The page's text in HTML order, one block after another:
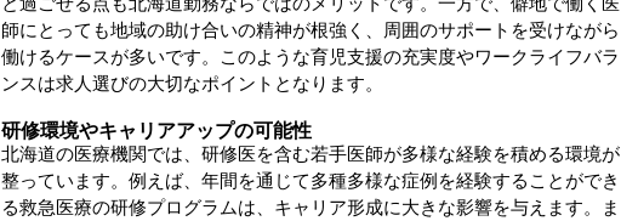
師にとっても地域の助け合いの精神が根強く、周囲のサポートを受けながら
働けるケースが多いです。このような育児支援の充実度やワークライフバラ
ンスは求人選びの大切なポイントとなります。
研修環境やキャリアアップの可能性
北海道の医療機関では、研修医を含む若手医師が多様な経験を積める環境が
整っています。例えば、年間を通じて多種多様な症例を経験することができ
る救急医療の研修プログラムは、キャリア形成に大きな影響を与えます。ま